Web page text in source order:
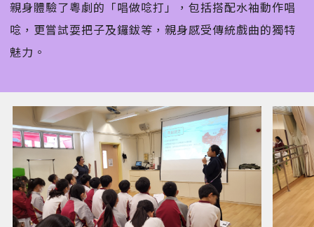
親身體驗了粵劇的「唱做唸打」，包括搭配水袖動作唱
唸，更嘗試耍把子及鑼鈸等，親身感受傳統戲曲的獨特
魅力。󠀠